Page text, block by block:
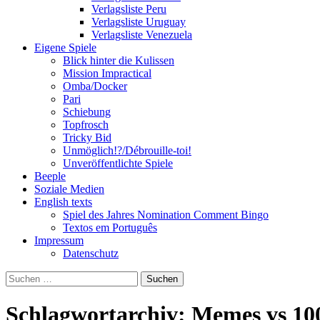
Verlagsliste Peru
Verlagsliste Uruguay
Verlagsliste Venezuela
Eigene Spiele
Blick hinter die Kulissen
Mission Impractical
Omba/Docker
Pari
Schiebung
Topfrosch
Tricky Bid
Unmöglich!?/Débrouille-toi!
Unveröffentlichte Spiele
Beeple
Soziale Medien
English texts
Spiel des Jahres Nomination Comment Bingo
Textos em Português
Impressum
Datenschutz
Suchen
nach:
Schlagwortarchiv: Memes vs